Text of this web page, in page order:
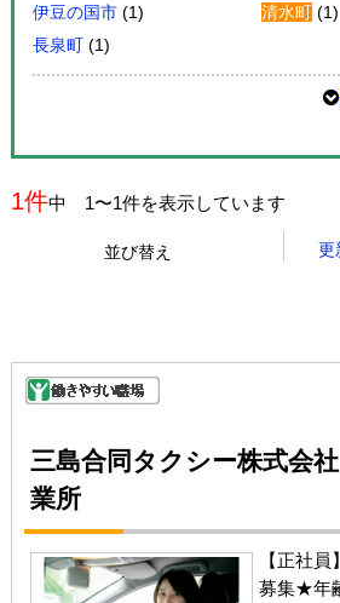
伊豆の国市 (1) 清水町 (1)
長泉町 (1)
1件中 1〜1件を表示しています
並び替え 更
三島合同タクシー株式会
業所
【正社
募集★年